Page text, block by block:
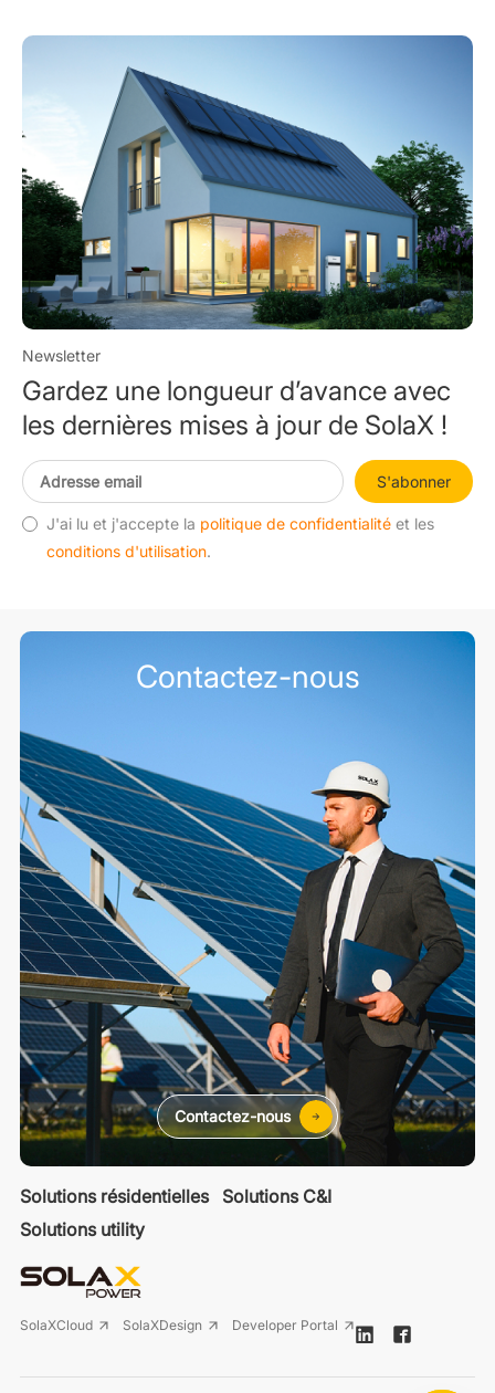
Newsletter
Gardez une longueur d’avance avec
les dernières mises à jour de SolaX !
S'abonner
J'ai lu et j'accepte la politique de confidentialité et les
conditions d'utilisation.
Solutions résidentielles
Solutions C&I
Solutions utility
SolaXCloud SolaXDesign Developer Portal
Contactez-nous
Contactez-nous